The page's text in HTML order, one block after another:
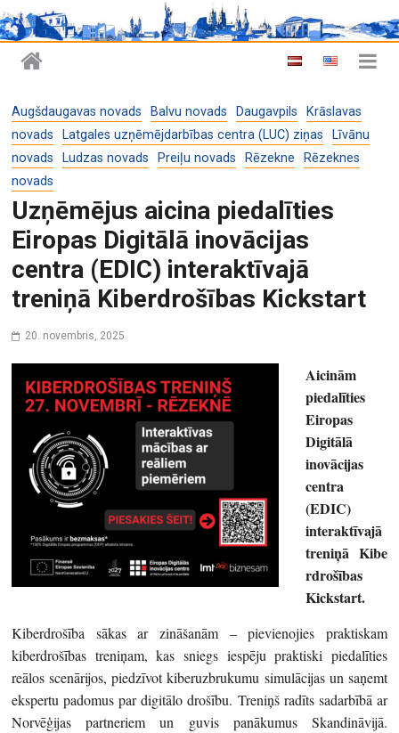
Augšdaugavas novads Balvu novads Daugavpils
Krāslavas
novads
Latgales uzņēmējdarbības centra (LUC) ziņas
Līvānu
novads
Ludzas novads Preiļu novads Rēzekne
Rēzeknes
novads
Uzņēmējus aicina piedalīties
Eiropas Digitālā inovācijas
centra (EDIC) interaktīvajā
treniņā Kiberdrošības Kickstart
20. novembris, 2025
Aicinām
piedalīties
Eiropas
Digitālā
inovācijas
centra
(EDIC)
interaktīvajā
treniņā Kibe
rdrošības
Kickstart.
Kiberdrošība sākas ar zināšanām – pievienojies praktiskam
kiberdrošības treniņam, kas sniegs iespēju praktiski piedalīties
reālos scenārijos, piedzīvot kiberuzbrukumu simulācijas un saņemt
ekspertu padomus par digitālo drošību. Treniņš radīts sadarbībā ar
Norvēģijas partneriem un guvis panākumus Skandināvijā.